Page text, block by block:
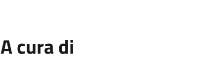
A cura di